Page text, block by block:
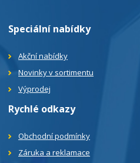
Speciální nabídky
Akční nabídky
Novinky v sortimentu
Výprodej
Rychlé odkazy
Obchodní podmínky
Záruka a reklamace